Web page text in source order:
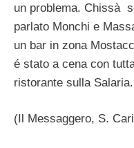
un problema. Chissà
parlato Monchi e
un bar in zona
é stato a cena con
ristorante sulla Salaria.
(Il Messaggero, S.